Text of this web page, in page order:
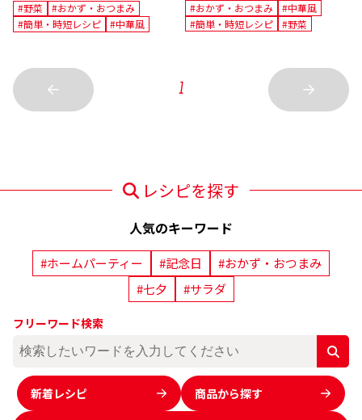
#野菜
#おかず・おつまみ
#簡単・時短レシピ
#中華風
#おかず・おつまみ
#中華風
#簡単・時短レシピ
#野菜
1
レシピを探す
人気のキーワード
#ホームパーティー #記念日
#おかず・おつまみ
#七夕
#サラダ
フリーワード検索
新着レシピ 商品から探す